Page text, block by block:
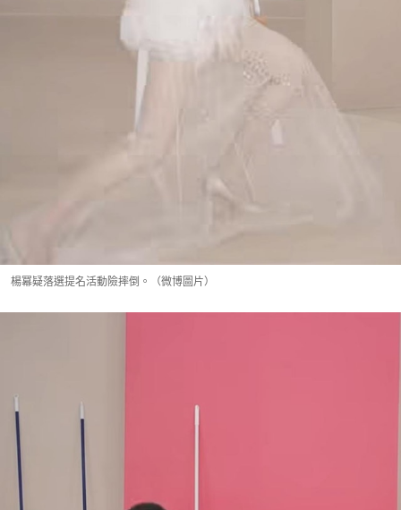
楊冪疑落選提名活動險摔倒。（微博圖片）